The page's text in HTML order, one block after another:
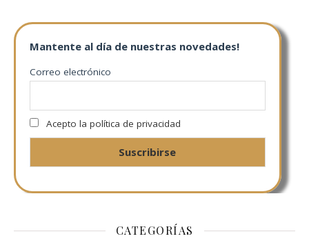
Mantente al día de nuestras novedades!
Correo electrónico
Acepto la política de privacidad
CATEGORÍAS